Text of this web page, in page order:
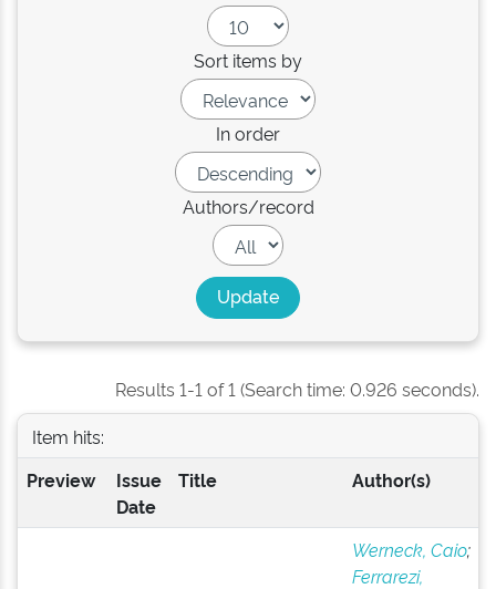
Sort items by
In order
Authors/record
Results 1-1 of 1 (Search time: 0.926 seconds).
Item hits:
Preview
Issue
Date
Title Author(s)
Werneck, Caio;
Ferrarezi,